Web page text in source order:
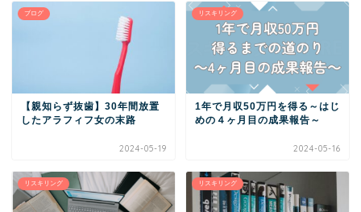
ブログ
【親知らず抜歯】30年間放置
したアラフィフ女の末路
2024-05-19
リスキリング
1年で月収50万円を得る～はじ
めの４ヶ月目の成果報告～
2024-05-16
リスキリング リスキリング